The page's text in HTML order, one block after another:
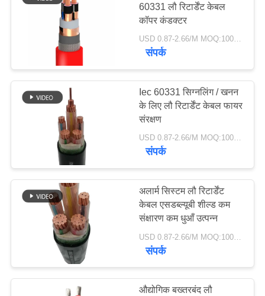
गुणवत्ता
करें
समाचार
गोपनीयता
60331 लौ रिटार्डेंट केबल
कॉपर कंडक्टर
USD 0.87-2.66/M MOQ:100 मीटर
संपर्क
Iec 60331 सिग्नलिंग / खनन
के लिए लौ रिटार्डेंट केबल फायर
संरक्षण
USD 0.87-2.66/M MOQ:100 मीटर
संपर्क
अलार्म सिस्टम लौ रिटार्डेंट
केबल एसडब्ल्यूबी शील्ड कम
संक्षारण कम धुआँ उत्पन्न
संपर्क
औद्योगिक बख्तरबंद लौ